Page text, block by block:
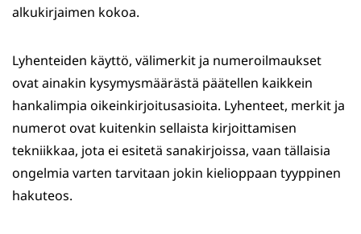
alkukirjaimen kokoa.
Lyhenteiden käyttö, välimerkit ja numeroilmaukset
ovat ainakin kysymysmäärästä päätellen kaikkein
hankalimpia oikeinkirjoitusasioita. Lyhenteet, merkit ja
numerot ovat kuitenkin sellaista kirjoittamisen
tekniikkaa, jota ei esitetä sanakirjoissa, vaan tällaisia
ongelmia varten tarvitaan jokin kielioppaan tyyppinen
hakuteos.